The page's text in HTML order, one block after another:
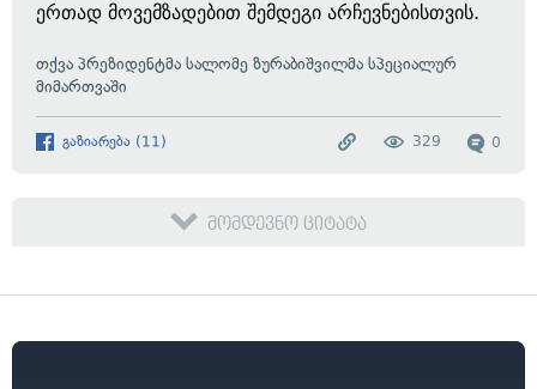
ერთად მოვემზადებით შემდეგი არჩევნებისთვის.
თქვა პრეზიდენტმა სალომე ზურაბიშვილმა სპეციალურ
მიმართვაში
გაზიარება (11) 0
329
მომდევნო ციტატა